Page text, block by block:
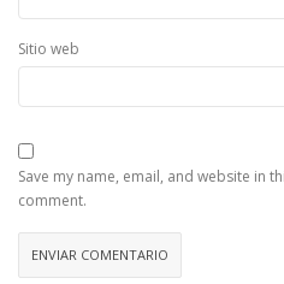
Sitio web
Save my name, email, and website in
comment.